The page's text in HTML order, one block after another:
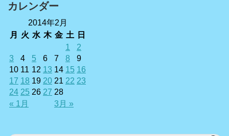
カレンダー
2014年2月
月
火 水 木 金 土 日
« 1月 3月 »
1
2
3
4 5 6 7 8
9
10 11 12 13 14 15 16
17 18 19 20 21 22 23
24 25 26 27 28